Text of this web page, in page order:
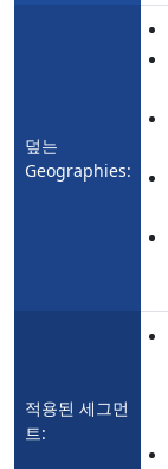
덮는
Geographies:
적용된 세그먼
트: